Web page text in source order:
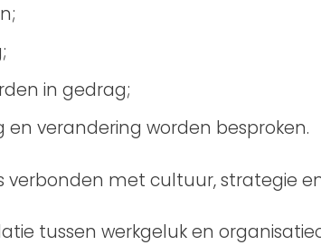
in gedrag;
verandering worden besproken.
verbonden met cultuur, strategie
tussen werkgeluk en